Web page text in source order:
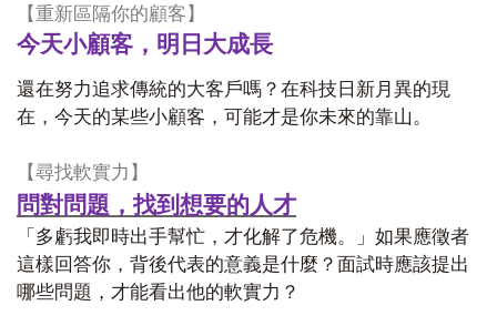
【重新區隔你的顧客】
今天小顧客，明日大成長
還在努力追求傳統的大客戶嗎？在科技日新月異的現
在，今天的某些小顧客，可能才是你未來的靠山。
【尋找軟實力】
問對問題，找到想要的人才
「多虧我即時出手幫忙，才化解了危機。」如果應徵者
這樣回答你，背後代表的意義是什麼？面試時應該提出
哪些問題，才能看出他的軟實力？